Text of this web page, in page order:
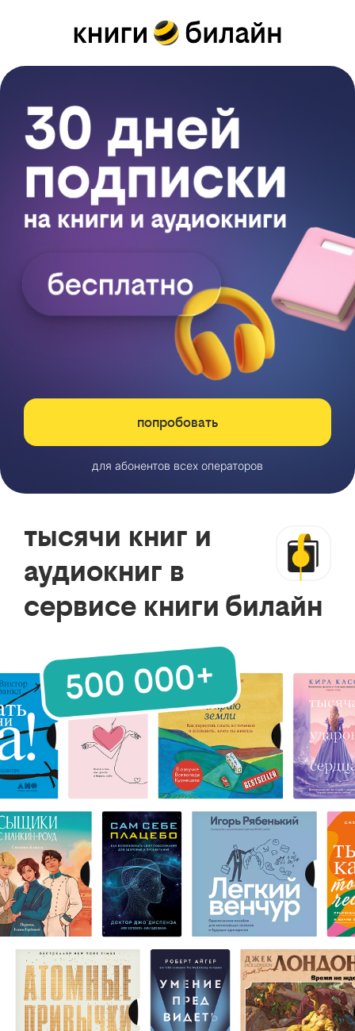
попробовать
для абонентов всех операторов
тысячи книг и
аудиокниг в
сервисе книги билайн